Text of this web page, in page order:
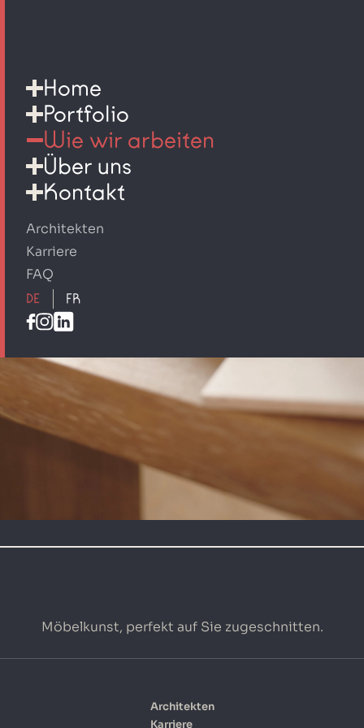
Möbelkunst, perfekt auf Sie zugeschnitten.
Architekten
Karriere
Home
Portfolio
Wie wir arbeiten
Über uns
Kontakt
Architekten
Karriere
FAQ
DE FR